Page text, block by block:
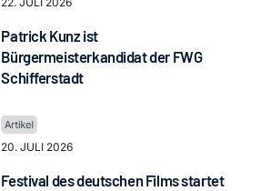
Patrick Kunz ist
Bürgermeisterkandidat der FWG
Schifferstadt
20. JULI 2026
Festival des deutschen Films startet